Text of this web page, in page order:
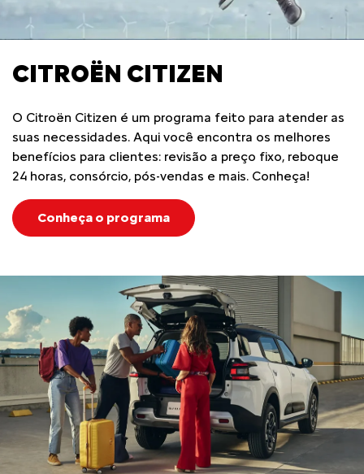
CITROËN CITIZEN
O Citroën Citizen é um programa feito para atender as
suas necessidades. Aqui você encontra os melhores
benefícios para clientes: revisão a preço fixo, reboque
24 horas, consórcio, pós-vendas e mais. Conheça!
Conheça o programa